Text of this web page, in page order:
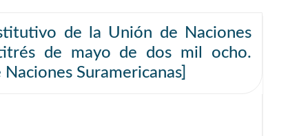
de la Unión de Naciones
de mayo de dos mil ocho.
Suramericanas]